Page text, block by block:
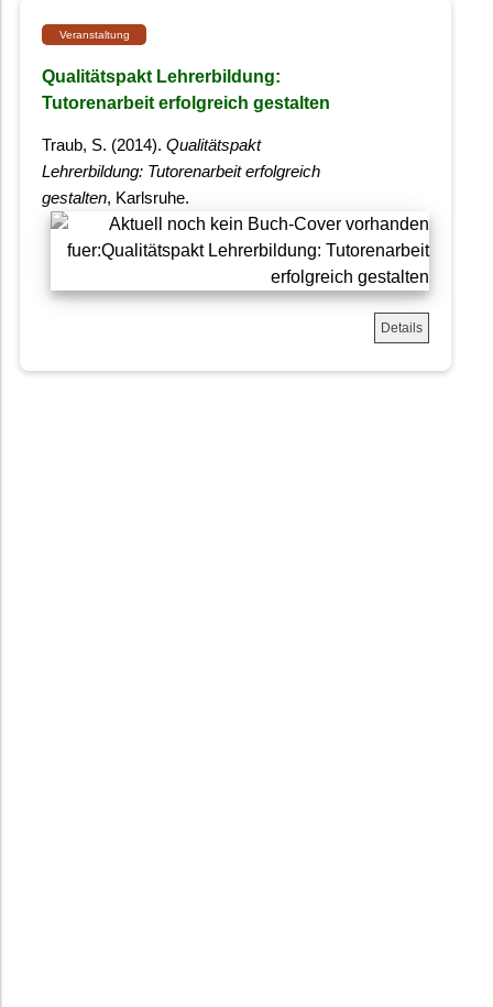
Veranstaltung
Qualitätspakt Lehrerbildung:
Tutorenarbeit erfolgreich gestalten
Traub, S. (2014). Qualitätspakt
Lehrerbildung: Tutorenarbeit erfolgreich
gestalten, Karlsruhe.
Details